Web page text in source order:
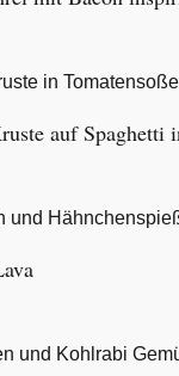
auf Spaghetti